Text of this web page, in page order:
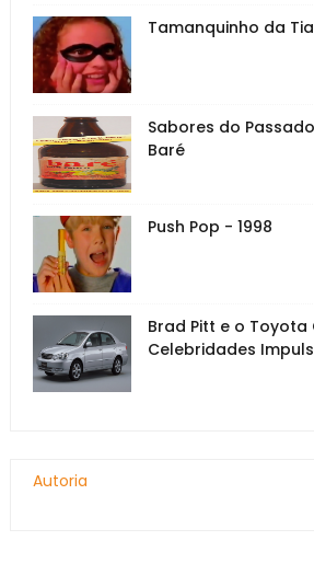
Tamanquinho da
Sabores do
Baré
Push Pop - 1998
Brad Pitt e o
Celebridades
Autoria